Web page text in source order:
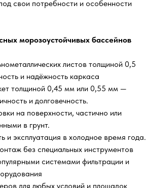
свои потребности и особенности
морозоустойчивых бассейнов
листов толщиной 0,5
и надёжность каркаса
толщиной 0,45 мм или 0,55 мм —
и долговечность.
на поверхности, частично или
в грунт.
и эксплуатация в холодное время года.
без специальных инструментов
системами фильтрации и
для любых условий и площадок